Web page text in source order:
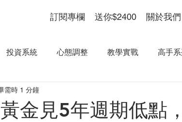
訂閱專欄 送你$2400 關於我們
投資系統 心態調整 教學實戰 高手
黃金見5年週期低點
需時 1 分鐘